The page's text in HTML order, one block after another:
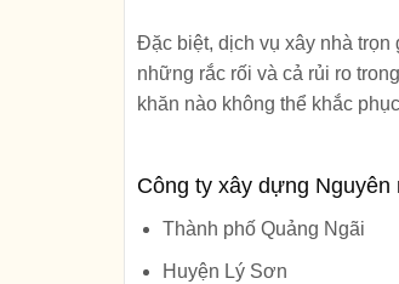
Đặc biệt, dịch vụ xây nhà trọn
những rắc rối và cả rủi ro
khăn nào không thể khắc
Công ty xây dựng
Thành phố Quảng Ngãi
Huyện Lý Sơn